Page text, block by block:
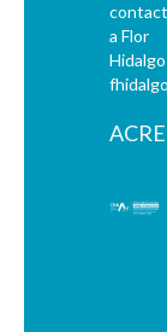
a Flor
Hidalgo